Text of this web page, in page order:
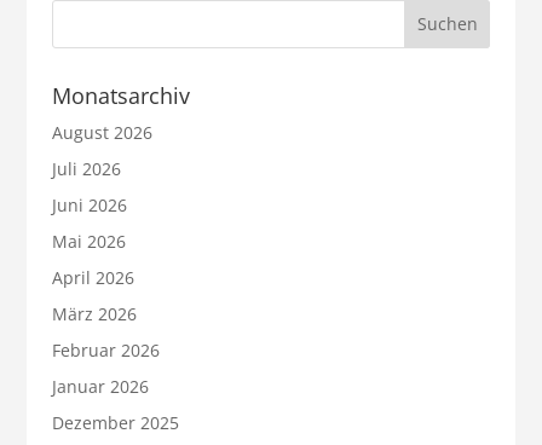
Monatsarchiv
August 2026
Juli 2026
Juni 2026
Mai 2026
April 2026
März 2026
Februar 2026
Januar 2026
Dezember 2025